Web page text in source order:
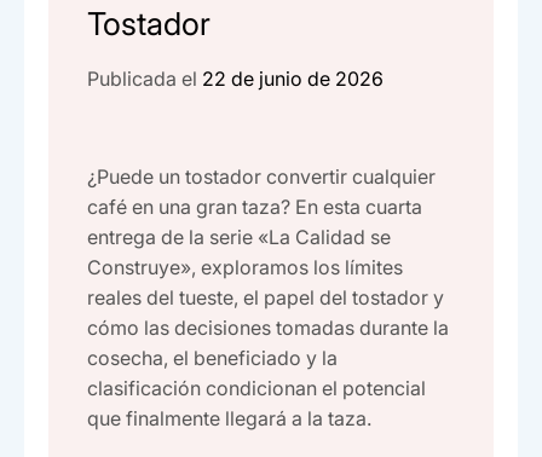
Tostador
Publicada el 22 de junio de 2026
¿Puede un tostador convertir cualquier
café en una gran taza? En esta cuarta
entrega de la serie «La Calidad se
Construye», exploramos los límites
reales del tueste, el papel del tostador y
cómo las decisiones tomadas durante la
cosecha, el beneficiado y la
clasificación condicionan el potencial
que finalmente llegará a la taza.